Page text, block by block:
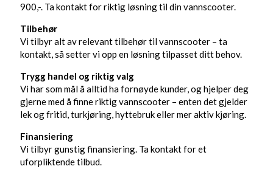
900,-. Ta kontakt for riktig løsning til din vannscooter.
Tilbehør
Vi tilbyr alt av relevant tilbehør til vannscooter – ta
kontakt, så setter vi opp en løsning tilpasset ditt behov.
Trygg handel og riktig valg
Vi har som mål å alltid ha fornøyde kunder, og hjelper deg
gjerne med å finne riktig vannscooter – enten det gjelder
lek og fritid, turkjøring, hyttebruk eller mer aktiv kjøring.
Finansiering
Vi tilbyr gunstig finansiering. Ta kontakt for et
uforpliktende tilbud.